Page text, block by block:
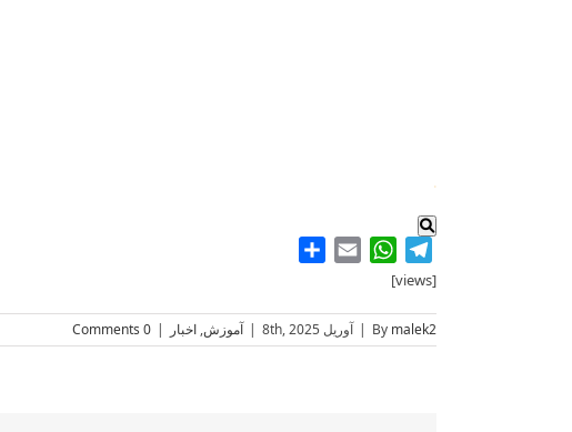
.
Telegram
WhatsApp
Email
[views]
By malek2
| آوریل 8th, 2025 | آموزش, اخبار |
0 Comments